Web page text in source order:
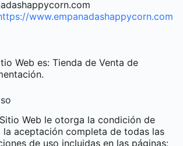
www.empanadashappycorn.com
Web es: Tienda de Venta de
Web le otorga la condición de
la aceptación completa de todas las
de uso incluidas en las páginas: